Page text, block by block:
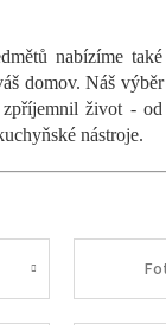
nabízíme
domov. Náš
život - od
nástroje.